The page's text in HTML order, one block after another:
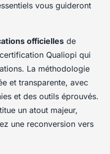
vous guideront
officielles de
Qualiopi qui
La méthodologie
et transparente, avec
et des outils éprouvés.
un atout majeur,
une reconversion vers